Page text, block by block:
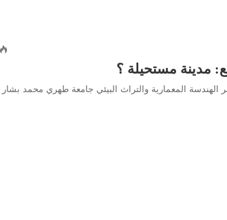
مدينة مستحيلة ؟
الهندسة المعمارية والتراث البيئي جامعة طهري محمد بشار